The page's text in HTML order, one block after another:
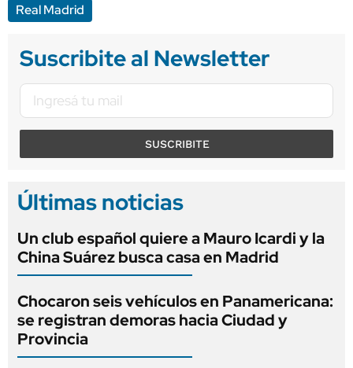
Real Madrid
Suscribite al Newsletter
SUSCRIBITE
Últimas noticias
Un club español quiere a Mauro Icardi y la
China Suárez busca casa en Madrid
Chocaron seis vehículos en Panamericana:
se registran demoras hacia Ciudad y
Provincia